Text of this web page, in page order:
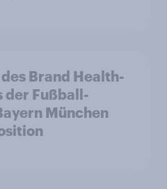
Brand Health-
der Fußball-
München